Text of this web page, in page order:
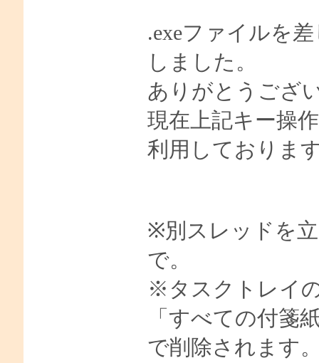
.exeファイルを
しました。
ありがとうござ
現在上記キー操
利用しておりま
※別スレッドを
で。
※タスクトレイ
「すべての付箋
で削除されます